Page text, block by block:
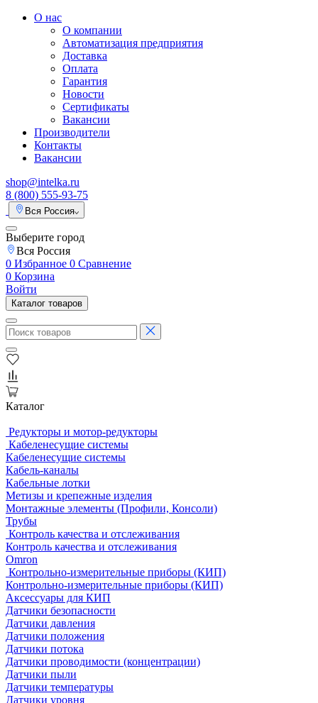
О нас
О компании
Автоматизация предприятия
Доставка
Оплата
Гарантия
Новости
Сертификаты
Вакансии
Производители
Контакты
Вакансии
shop@intelka.ru
8 (800) 555-93-75
Вся Россия
Выберите город
Вся Россия
0 Избранное 0 Сравнение
0 Корзина
Войти
Каталог товаров
Каталог
Редукторы и мотор-редукторы
Кабеленесущие системы
Кабеленесущие системы
Кабель-каналы
Кабельные лотки
Метизы и крепежные изделия
Монтажные элементы (Профили, Консоли)
Трубы
Контроль качества и отслеживания
Контроль качества и отслеживания
Omron
Контрольно-измерительные приборы (КИП)
Контрольно-измерительные приборы (КИП)
Аксессуары для КИП
Датчики безопасности
Датчики давления
Датчики положения
Датчики потока
Датчики проводимости (концентрации)
Датчики пыли
Датчики температуры
Датчики уровня